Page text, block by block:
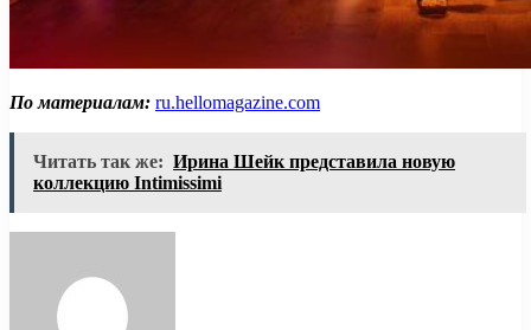
По материалам: ru.hellomagazine.com
Читать так же: Ирина Шейк представила новую
коллекцию Intimissimi